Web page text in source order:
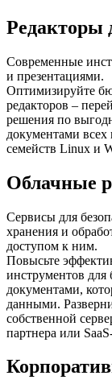
Редакторы
Современные
и презентациями.
Оптимизируйте
редакторов –
решения по
документами
семейств Linux и
Облачные
Сервисы для
хранения и
доступом к ним.
Повысьте
инструментов для
документами,
данными.
собственной
партнера или